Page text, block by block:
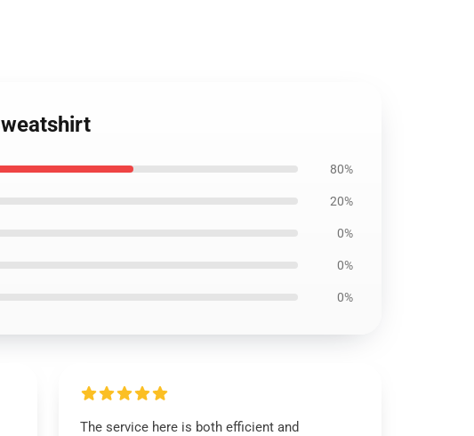
80%
20%
0%
0%
0%
The service here is both efficient and